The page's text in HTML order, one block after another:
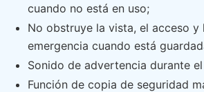
cuando no está en uso;
No obstruye la vista, el acceso y
emergencia cuando está
Sonido de advertencia durante
Función de copia de seguridad